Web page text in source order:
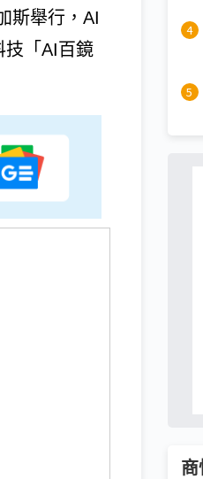
斯舉行，AI
技「AI百鏡
商